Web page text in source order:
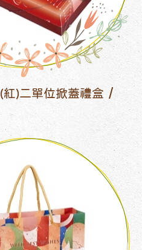
紅)二單位掀蓋禮盒